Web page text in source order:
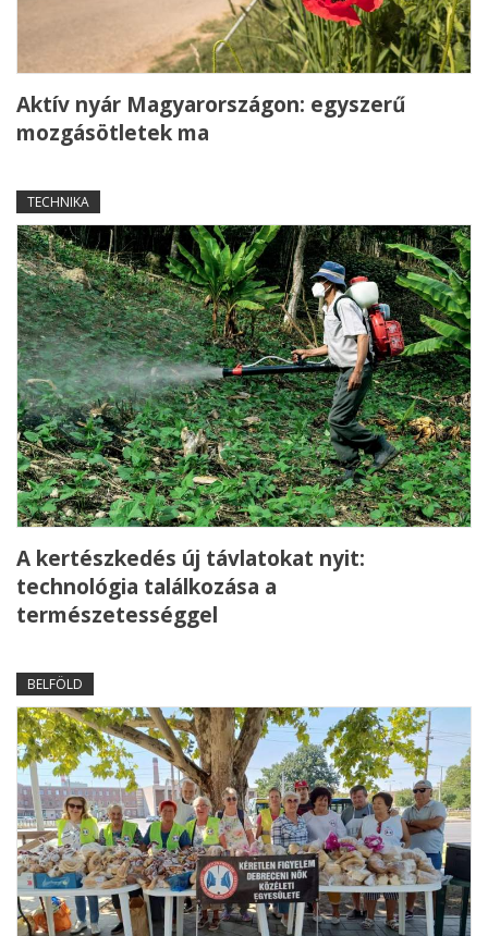
Aktív nyár Magyarországon: egyszerű
mozgásötletek ma
TECHNIKA
A kertészkedés új távlatokat nyit:
technológia találkozása a
természetességgel
BELFÖLD